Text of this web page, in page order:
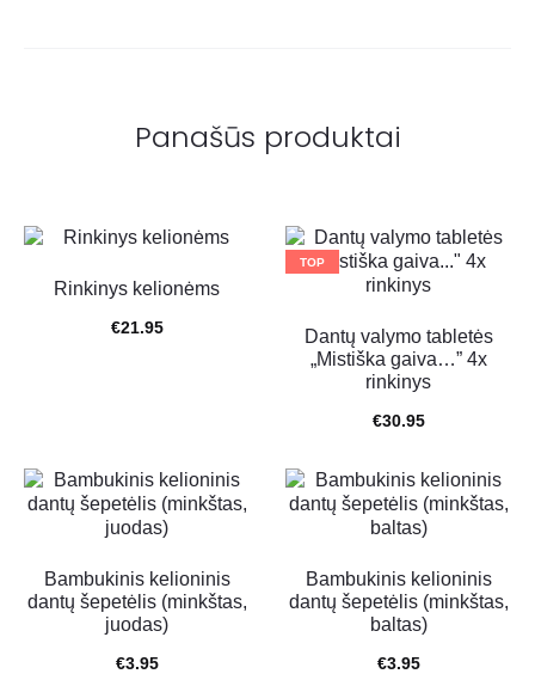
Panašūs produktai
Rinkinys kelionėms
€21.95
TOP
Dantų valymo tabletės
„Mistiška gaiva…” 4x
rinkinys
€30.95
Bambukinis kelioninis
dantų šepetėlis (minkštas,
juodas)
€3.95
Bambukinis kelioninis
dantų šepetėlis (minkštas,
baltas)
€3.95